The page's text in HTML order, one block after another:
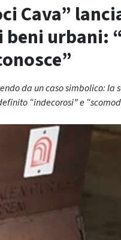
Cava”
urbani:
da un caso simbolico: la
“indecorosi” e